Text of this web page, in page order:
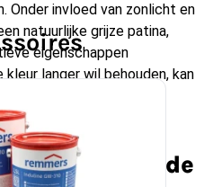
Onder invloed van zonlicht en
natuurlijke grijze patina,
eigenschappen
langer wil behouden, kan
met beits of lazuur.
van de